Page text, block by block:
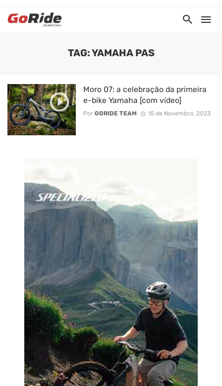
TAG: YAMAHA PAS
Moro 07: a celebração da primeira
e-bike Yamaha [com vídeo]
Por GORIDE TEAM 15 de Novembro, 2023